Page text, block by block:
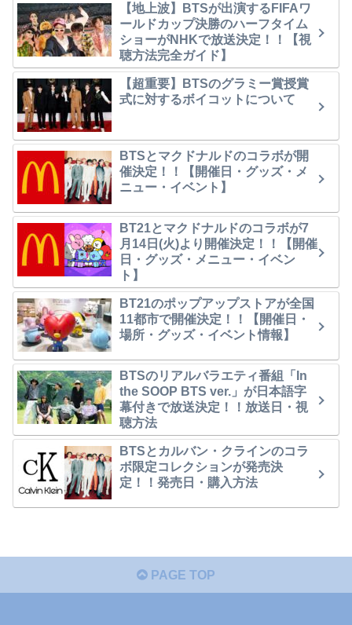
【地上波】BTSが出演するFIFAワ
ールドカップ決勝のハーフタイム
ショーがNHKで放送決定！！【視
聴方法完全ガイド】
【超重要】BTSのグラミー賞授賞
式に対するボイコットについて
BTSとマクドナルドのコラボが開
催決定！！【開催日・グッズ・メ
ニュー・イベント】
BT21とマクドナルドのコラボが7
月14日(火)より開催決定！！【開催
日・グッズ・メニュー・イベン
ト】
BT21のポップアップストアが全国
11都市で開催決定！！【開催日・
場所・グッズ・イベント情報】
BTSのリアルバラエティ番組「In
the SOOP BTS ver.」が日本語字
幕付きで放送決定！！放送日・視
聴方法
BTSとカルバン・クラインのコラ
ボ限定コレクションが発売決
定！！発売日・購入方法
PAGE TOP